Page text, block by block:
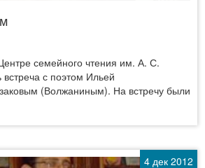
семейного чтения им. А. С.
с поэтом Ильей
(Волжаниным). На встречу были
4 дек 2012